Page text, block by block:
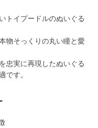
トイプードルのぬいぐる
物そっくりの丸い瞳と愛
忠実に再現したぬいぐる
です。